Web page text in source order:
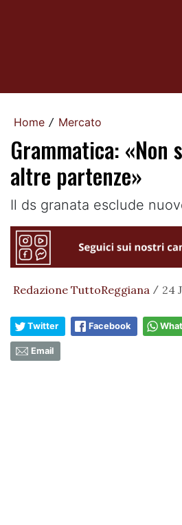
Home / Mercato
Grammatica: «Non
altre partenze»
Il ds granata esclude
Redazione TuttoReggiana / 24
Twitter Facebook
Email